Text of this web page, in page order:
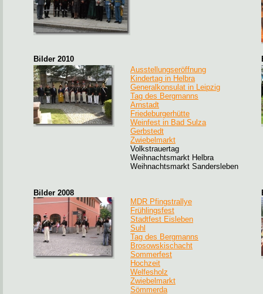
Bilder 2010
Ausstellungseröffnung
Kindertag in Helbra
Generalkonsulat in Leipzig
Tag des Bergmanns
Arnstadt
Friedeburgerhütte
Weinfest in Bad Sulza
Gerbstedt
Zwiebelmarkt
Volkstrauertag
Weihnachtsmarkt Helbra
Weihnachtsmarkt Sandersleben
Bilder 2008
MDR Pfingstrallye
Frühlingsfest
Stadtfest Eisleben
Suhl
Tag des Bergmanns
Brosowskischacht
Sommerfest
Hochzeit
Welfesholz
Zwiebelmarkt
Sömmerda